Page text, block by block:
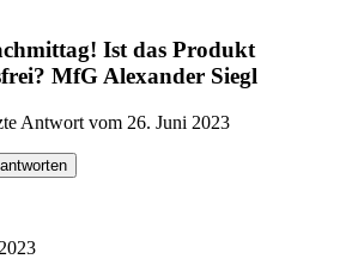
Ist das Produkt
MfG Alexander Siegl
Antwort vom 26. Juni 2023